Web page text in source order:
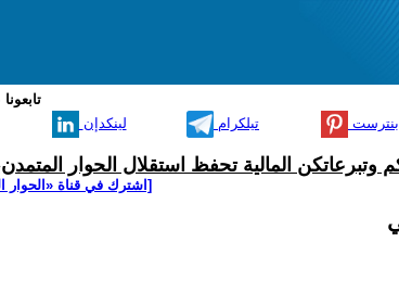
لينكدإن تيلكرام بنترست
وتبرعاتكن المالية تحفظ استقلال الحوار
[اشترك في قناة ‫«الحوار